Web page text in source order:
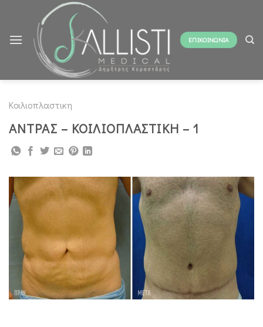
content
ΕΠΙΚΟΙΝΩΝΙΑ
Κοιλιοπλαστικη
ΑΝΤΡΑΣ – ΚΟΙΛΙΟΠΛΑΣΤΙΚΗ – 1